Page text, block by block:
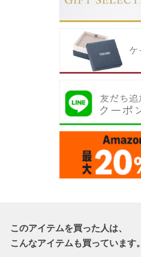
このアイテムを買った人は、
こんなアイテムも買っています。